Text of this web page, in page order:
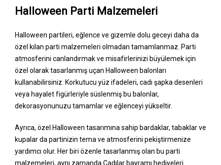
Halloween Parti Malzemeleri
Halloween partileri, eğlence ve gizemle dolu geceyi daha da
özel kılan parti malzemeleri olmadan tamamlanmaz. Parti
atmosferini canlandırmak ve misafirlerinizi büyülemek için
özel olarak tasarlanmış uçan Halloween balonları
kullanabilirsiniz. Korkutucu yüz ifadeleri, cadı şapka desenleri
veya hayalet figürleriyle süslenmiş bu balonlar,
dekorasyonunuzu tamamlar ve eğlenceyi yükseltir.
Ayrıca, özel Halloween tasarımına sahip bardaklar, tabaklar ve
kupalar da partinizin tema ve atmosferini pekiştirmenize
yardımcı olur. Her biri özenle tasarlanmış olan bu parti
malzemeleri, aynı zamanda Cadılar bayramı hediyeleri